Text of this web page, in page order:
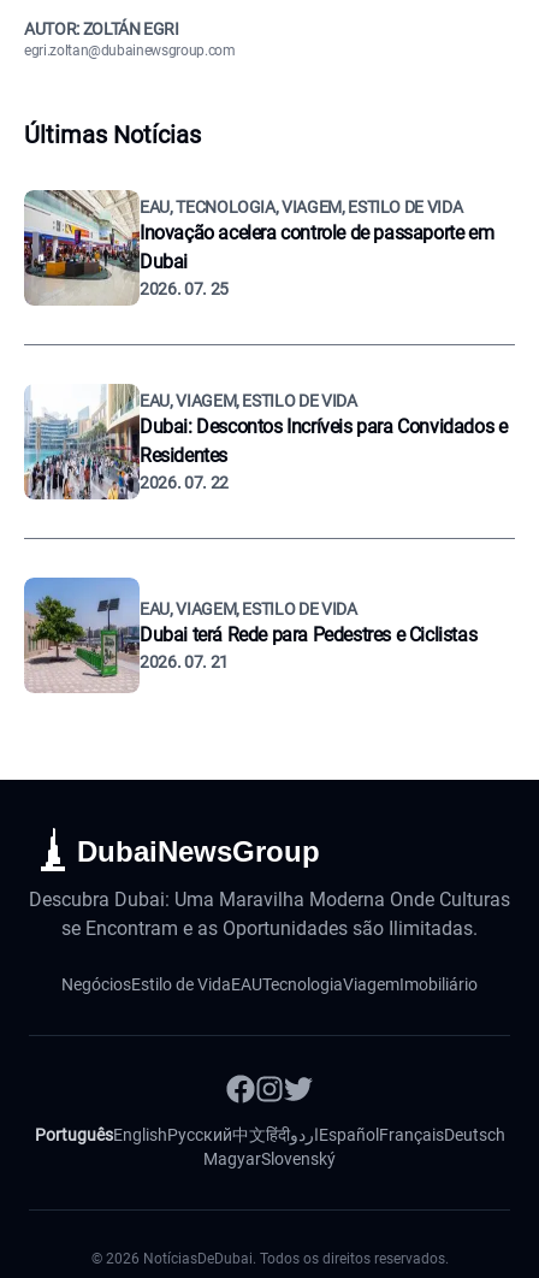
AUTOR: ZOLTÁN EGRI
egri.zoltan@dubainewsgroup.com
Últimas Notícias
EAU, TECNOLOGIA, VIAGEM, ESTILO DE VIDA
Inovação acelera controle de passaporte em
Dubai
2026. 07. 25
EAU, VIAGEM, ESTILO DE VIDA
Dubai: Descontos Incríveis para Convidados e
Residentes
2026. 07. 22
EAU, VIAGEM, ESTILO DE VIDA
Dubai terá Rede para Pedestres e Ciclistas
2026. 07. 21
DubaiNewsGroup
Descubra Dubai: Uma Maravilha Moderna Onde Culturas
se Encontram e as Oportunidades são Ilimitadas.
NegóciosEstilo de VidaEAUTecnologiaViagemImobiliário
PortuguêsEnglishРусский中文हिंदीاردوEspañol FrançaisDeutsch
MagyarSlovenský
© 2026 NotíciasDeDubai. Todos os direitos reservados.